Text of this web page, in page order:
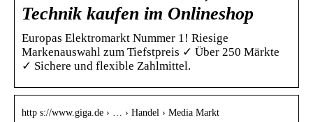
Technik kaufen im Onlineshop
Europas Elektromarkt Nummer 1! Riesige
Markenauswahl zum Tiefstpreis ✓ Über 250 Märkte
✓ Sichere und flexible Zahlmittel.
http s://www.giga.de › … › Handel › Media Markt